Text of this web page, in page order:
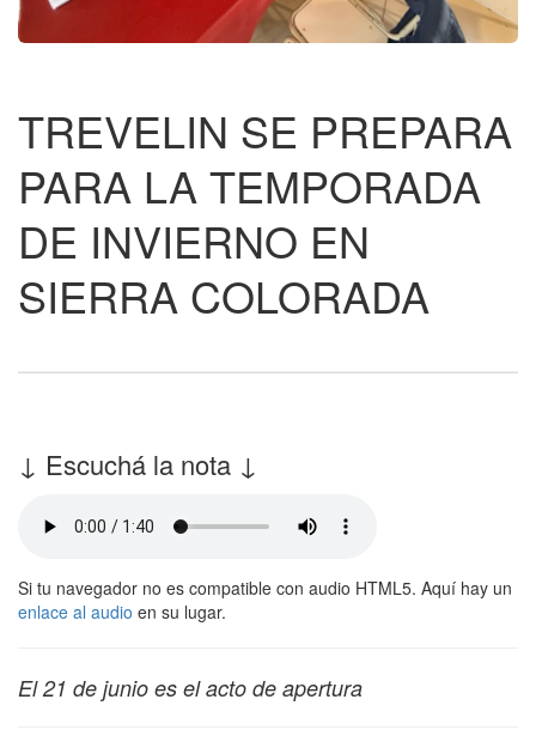
TREVELIN SE PREPARA
PARA LA TEMPORADA
DE INVIERNO EN
SIERRA COLORADA
↓ Escuchá la nota ↓
Si tu navegador no es compatible con audio HTML5. Aquí hay un
enlace al audio en su lugar.
El 21 de junio es el acto de apertura